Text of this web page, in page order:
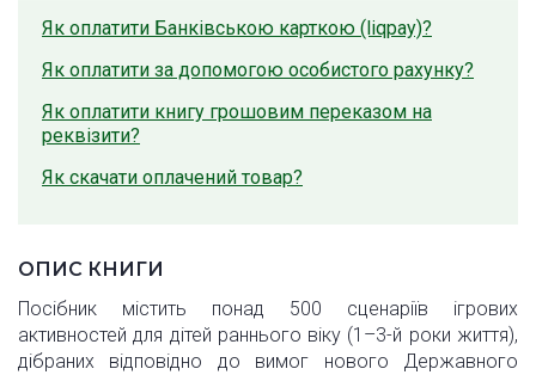
Як оплатити Банківською карткою (liqpay)?
Як оплатити за допомогою особистого рахунку?
Як оплатити книгу грошовим переказом на
реквізити?
Як скачати оплачений товар?
ОПИС КНИГИ
Посібник містить понад 500 сценаріїв ігрових
активностей для дітей раннього віку (1–3-й роки життя),
дібраних відповідно до вимог нового Державного